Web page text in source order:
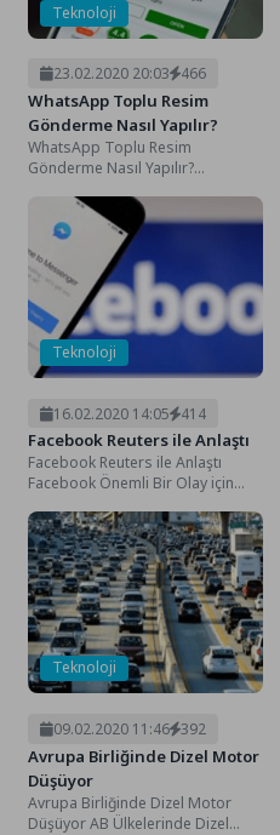
Teknoloji
23.02.2020 20:03 466
WhatsApp Toplu Resim
Gönderme Nasıl Yapılır?
WhatsApp Toplu Resim
Gönderme Nasıl Yapılır?
Gönderme Nasıl Yapılır?
WhatsApp insanların günlük...
Teknoloji
16.02.2020 14:05 414
Facebook Reuters ile Anlaştı
Facebook Reuters ile Anlaştı
Facebook Önemli Bir Olay için
Öncesi...
Teknoloji
09.02.2020 11:46 392
Avrupa Birliğinde Dizel Motor
Düşüyor
Avrupa Birliğinde Dizel Motor
Düşüyor AB Ülkelerinde Dizel